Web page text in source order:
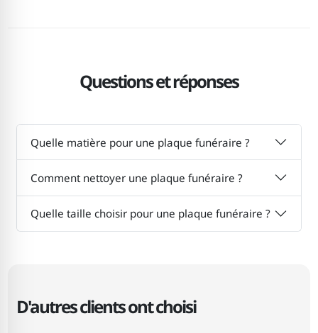
Questions et réponses
Quelle matière pour une plaque funéraire ?
Comment nettoyer une plaque funéraire ?
Quelle taille choisir pour une plaque funéraire ?
D'autres clients ont choisi